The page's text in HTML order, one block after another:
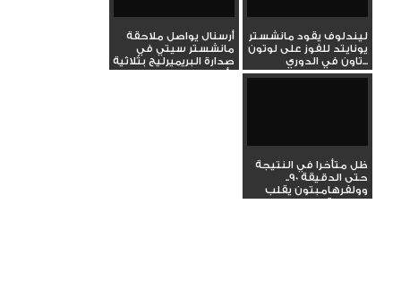
ليندلوف يقود مانشستر
يونايتد للفوز على لوتون
تاون في الدوري...
أرسنال يواصل ملاحقة
مانشستر سيتي في
صدارة البريميرليج بثلاثية
ظل متأخرا في النتيجة
حتى الدقيقة 90..
وولفرهامبتون يقلب
الطاولة...